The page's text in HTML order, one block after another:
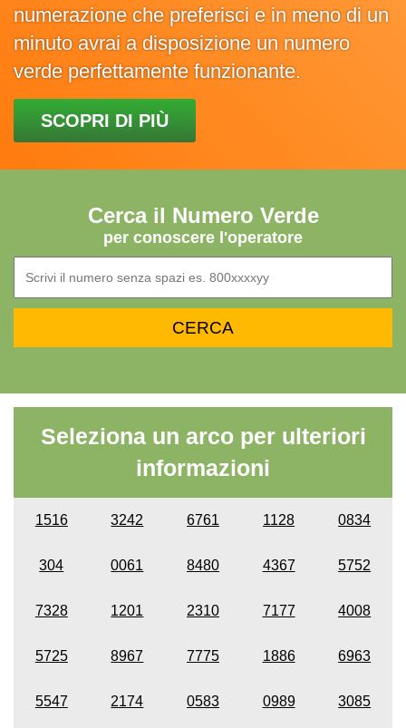
numerazione che preferisci e in meno di un
minuto avrai a disposizione un numero
verde perfettamente funzionante.
SCOPRI DI PIÙ
Cerca il Numero Verde
per conoscere l'operatore
Seleziona un arco per ulteriori
informazioni
1516 3242 6761 1128 0834
304 0061 8480 4367 5752
7328 1201 2310 7177 4008
5725 8967 7775 1886 6963
5547 2174 0583 0989 3085